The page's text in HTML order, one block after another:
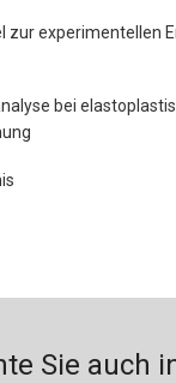
zur experimentellen
bei
Sie auch